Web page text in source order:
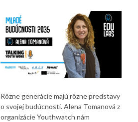
Rôzne generácie majú rôzne predstavy
o svojej budúcnosti. Alena Tomanová z
organizácie Youthwatch nám